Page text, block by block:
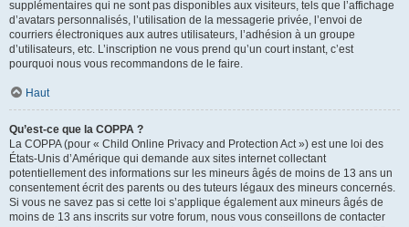
supplémentaires qui ne sont pas disponibles aux visiteurs, tels que l’affichage
d’avatars personnalisés, l’utilisation de la messagerie privée, l’envoi de
courriers électroniques aux autres utilisateurs, l’adhésion à un groupe
d’utilisateurs, etc. L’inscription ne vous prend qu’un court instant, c’est
pourquoi nous vous recommandons de le faire.
Haut
Qu’est-ce que la COPPA ?
La COPPA (pour « Child Online Privacy and Protection Act ») est une loi des
États-Unis d’Amérique qui demande aux sites internet collectant
potentiellement des informations sur les mineurs âgés de moins de 13 ans un
consentement écrit des parents ou des tuteurs légaux des mineurs concernés.
Si vous ne savez pas si cette loi s’applique également aux mineurs âgés de
moins de 13 ans inscrits sur votre forum, nous vous conseillons de contacter